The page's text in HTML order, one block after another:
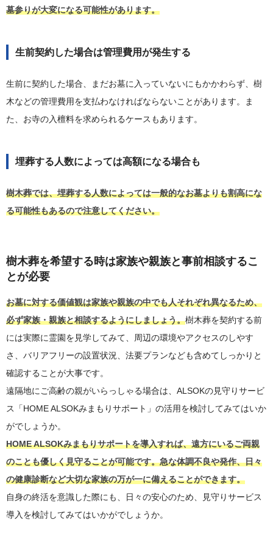
墓参りが大変になる可能性があります。
生前契約した場合は管理費用が発生する
生前に契約した場合、まだお墓に入っていないにもかかわらず、樹
木などの管理費用を支払わなければならないことがあります。ま
た、お寺の入檀料を求められるケースもあります。
埋葬する人数によっては高額になる場合も
樹木葬では、埋葬する人数によっては一般的なお墓よりも割高にな
る可能性もあるので注意してください。
樹木葬を希望する時は家族や親族と事前相談するこ
とが必要
お墓に対する価値観は家族や親族の中でも人それぞれ異なるため、
必ず家族・親族と相談するようにしましょう。樹木葬を契約する前
には実際に霊園を見学してみて、周辺の環境やアクセスのしやす
さ、バリアフリーの設置状況、法要プランなども含めてしっかりと
確認することが大事です。
遠隔地にご高齢の親がいらっしゃる場合は、ALSOKの見守りサービ
ス「HOME ALSOKみまもりサポート」の活用を検討してみてはいか
がでしょうか。
HOME ALSOKみまもりサポートを導入すれば、遠方にいるご両親
のことも優しく見守ることが可能です。急な体調不良や発作、日々
の健康診断など大切な家族の万が一に備えることができます。
自身の終活を意識した際にも、日々の安心のため、見守りサービス
導入を検討してみてはいかがでしょうか。